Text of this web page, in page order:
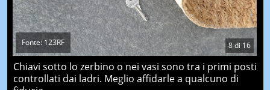
8di16
Fonte: 123RF
Chiavi sotto lo zerbino o nei vasi sono tra i primi posti
controllati dai ladri. Meglio affidarle a qualcuno di